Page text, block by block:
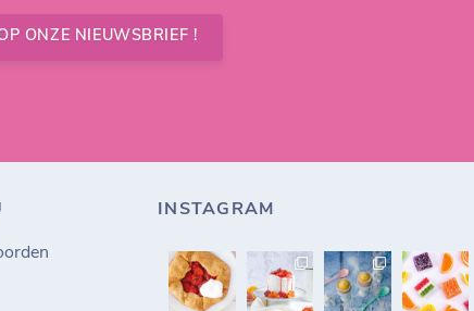
ONZE NIEUWSBRIEF !
INSTAGRAM